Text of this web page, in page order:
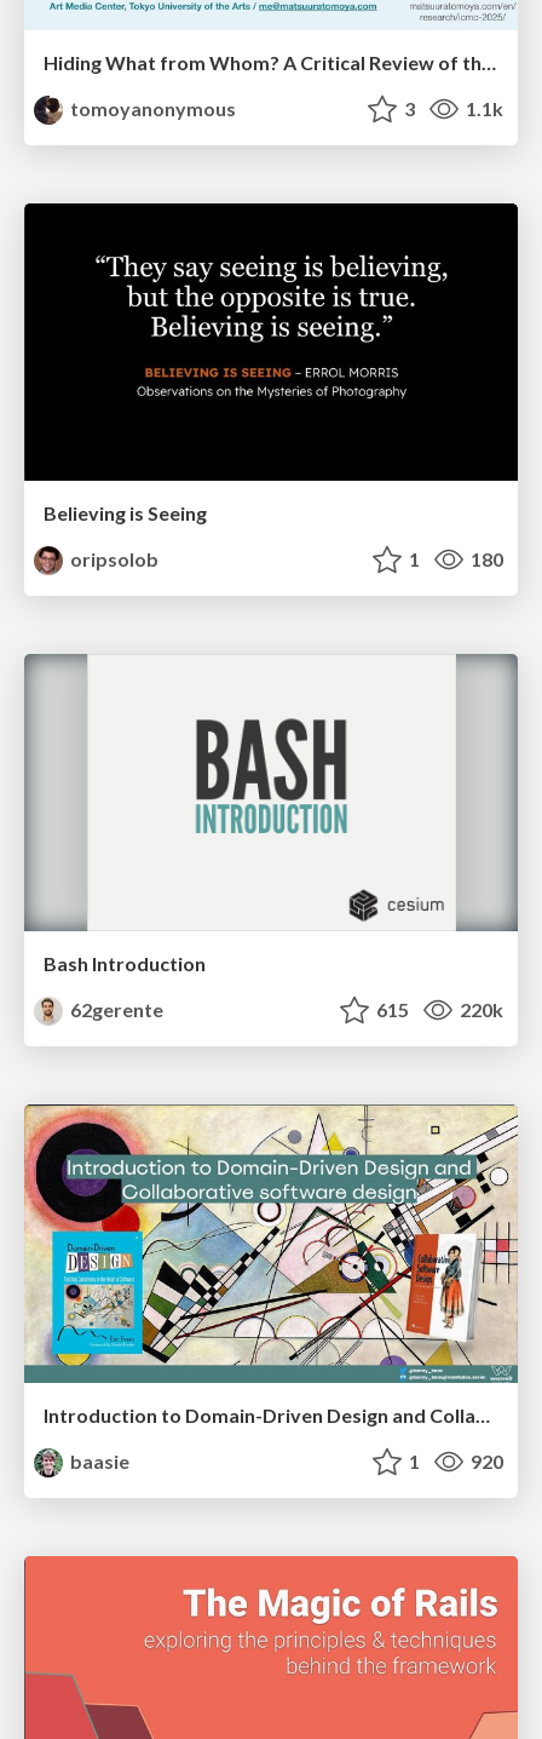
tomoyanonymous
3 1.1k
Believing is Seeing
oripsolob
1 180
Bash Introduction
62gerente
615 220k
Introduction to Domain-Driven Design and Collaborative software design
baasie
1 920